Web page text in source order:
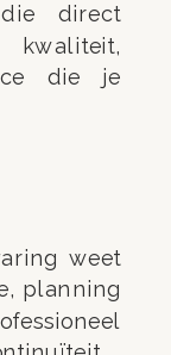
direct
die je
weet
planning